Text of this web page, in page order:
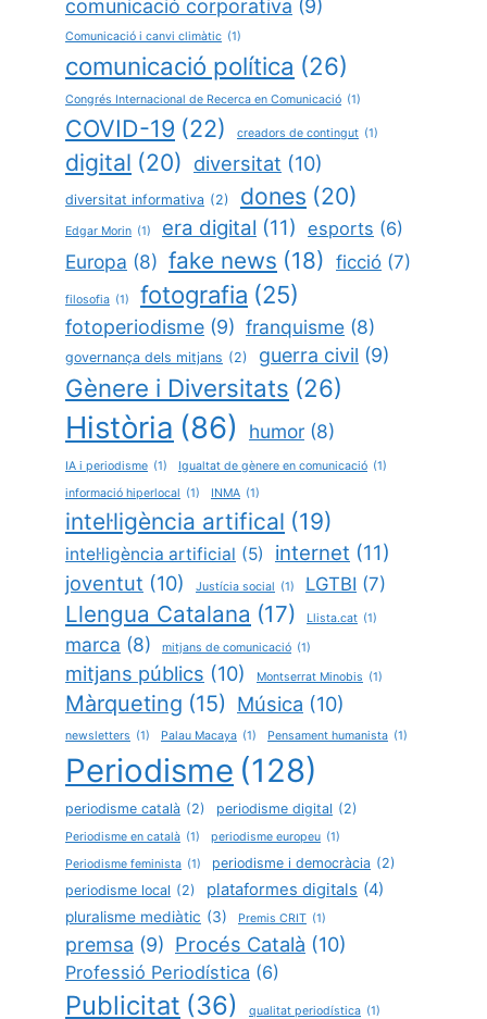
comunicació corporativa (9)
Comunicació i canvi climàtic (1)
comunicació política (26)
Congrés Internacional de Recerca en Comunicació (1)
COVID-19 (22) creadors de contingut (1)
digital (20) diversitat (10)
diversitat informativa (2) dones (20)
Edgar Morin (1) era digital (11) esports (6)
Europa (8) fake news (18) ficció (7)
filosofia (1) fotografia (25)
fotoperiodisme (9) franquisme (8)
governança dels mitjans (2) guerra civil (9)
Gènere i Diversitats (26)
Història (86) humor (8)
IA i periodisme (1) Igualtat de gènere en comunicació (1)
informació hiperlocal (1) INMA (1)
intel·ligència artifical (19)
intel·ligència artificial (5) internet (11)
joventut (10) Justícia social (1) LGTBI (7)
Llengua Catalana (17) Llista.cat (1)
marca (8) mitjans de comunicació (1)
mitjans públics (10) Montserrat Minobis (1)
Màrqueting (15) Música (10)
newsletters (1) Palau Macaya (1) Pensament humanista (1)
Periodisme (128)
periodisme català (2) periodisme digital (2)
Periodisme en català (1) periodisme europeu (1)
Periodisme feminista (1) periodisme i democràcia (2)
periodisme local (2) plataformes digitals (4)
pluralisme mediàtic (3) Premis CRIT (1)
premsa (9) Procés Català (10)
Professió Periodística (6)
Publicitat (36) qualitat periodística (1)